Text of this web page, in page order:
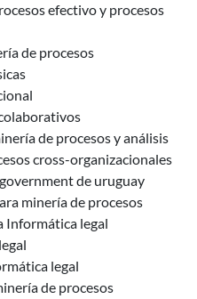
efectivo y procesos
de procesos
de procesos y análisis
cross-organizacionales
de uruguay
minería de procesos
Informática legal
legal
de procesos